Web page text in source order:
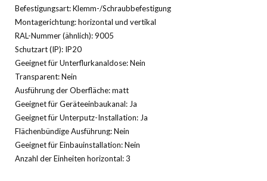
Befestigungsart: Klemm-/Schraubbefestigung
Montagerichtung: horizontal und vertikal
RAL-Nummer (ähnlich): 9005
Schutzart (IP): IP20
Geeignet für Unterflurkanaldose: Nein
Transparent: Nein
Ausführung der Oberfläche: matt
Geeignet für Geräteeinbaukanal: Ja
Geeignet für Unterputz-Installation: Ja
Flächenbündige Ausführung: Nein
Geeignet für Einbauinstallation: Nein
Anzahl der Einheiten horizontal: 3